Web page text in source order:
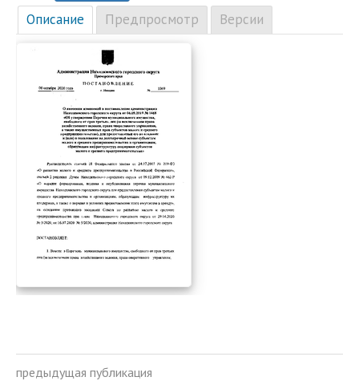
Описание Предпросмотр Версии
предыдущая публикация